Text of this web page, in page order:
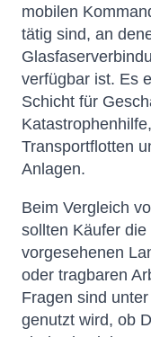
mobilen
tätig sind, an
verfügbar ist. Es
Schicht für
Transportflotten
Anlagen.
Beim Vergleich
sollten Käufer
vorgesehenen
oder tragbaren
Fragen sind
genutzt wird, ob